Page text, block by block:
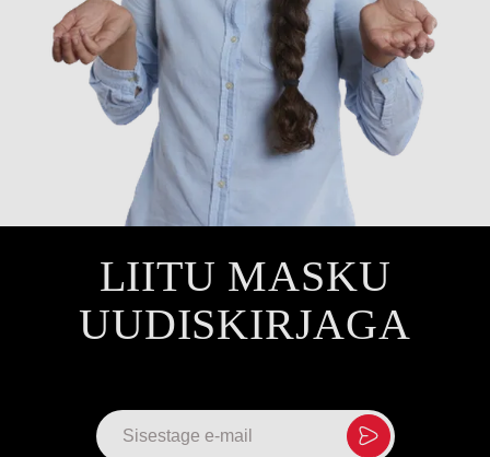
LIITU MASKU
UUDISKIRJAGA